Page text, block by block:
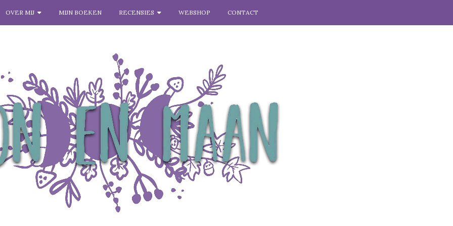
OVER MIJ MIJN BOEKEN RECENSIES WEBSHOP CONTACT